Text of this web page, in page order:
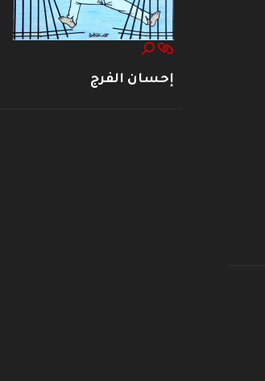
إحسان الفرج